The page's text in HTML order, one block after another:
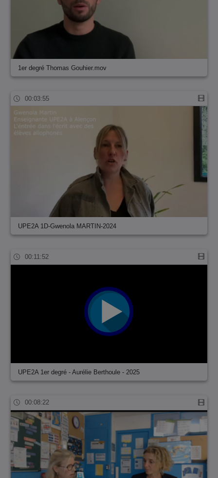
1er degré Thomas Gouhier.mov
00:03:55
UPE2A 1D-Gwenola MARTIN-2024
00:11:52
UPE2A 1er degré - Aurélie Berthoule - 2025
00:08:22